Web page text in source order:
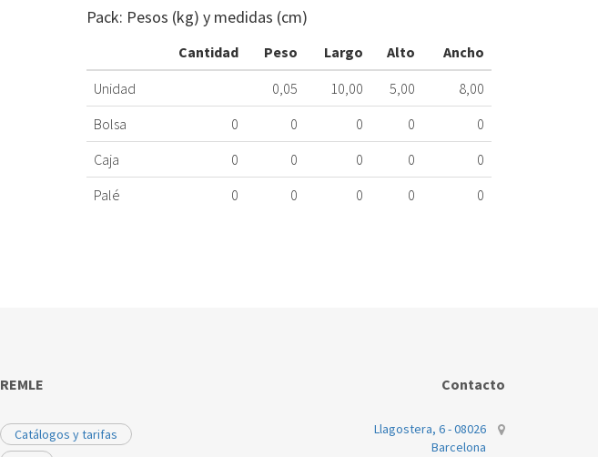
Pack: Pesos (kg) y medidas (cm)
Cantidad Peso Largo Alto
Ancho
Unidad
0,05 10,00 5,00
8,00
Bolsa
0 0 0 0
0
Caja
0 0 0 0
0
Palé
0 0 0 0 0
REMLE
Catálogos y tarifas
Contacto
Llagostera, 6 - 08026
Barcelona